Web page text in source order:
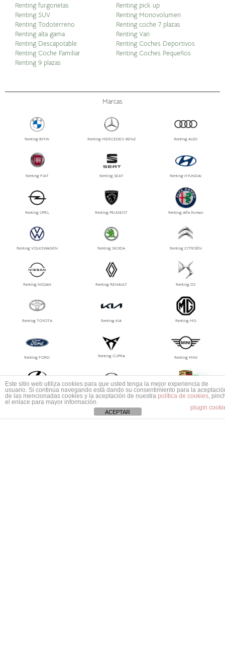
Renting furgonetas
Renting SUV
Renting Todoterreno
Renting alta gama
Renting Descapotable
Renting Coche Familiar
Renting 9 plazas
Renting pick up
Renting Monovolumen
Renting coche 7 plazas
Renting Van
Renting Coches Deportivos
Renting Coches Pequeños
Marcas
Renting BMW Renting MERCEDES-BENZ Renting AUDI
Renting FIAT Renting SEAT Renting HYUNDAI
Renting OPEL Renting PEUGEOT Renting Alfa Romeo
Renting VOLKSWAGEN Renting SKODA Renting CITROËN
Renting NISSAN Renting RENAULT Renting DS
Renting TOYOTA Renting KIA Renting MG
Renting FORD Renting CUPRA Renting MINI
Renting LEXUS Renting MAZDA Renting PORSCHE
Este sitio web utiliza cookies para que usted tenga la mejor experiencia de
usuario. Si continúa navegando está dando su consentimiento para la
de las mencionadas cookies y la aceptación de nuestra política de cookies,
el enlace para mayor información.
plugin
ACEPTAR
1
Mas información ¿No encuentras tu coche?